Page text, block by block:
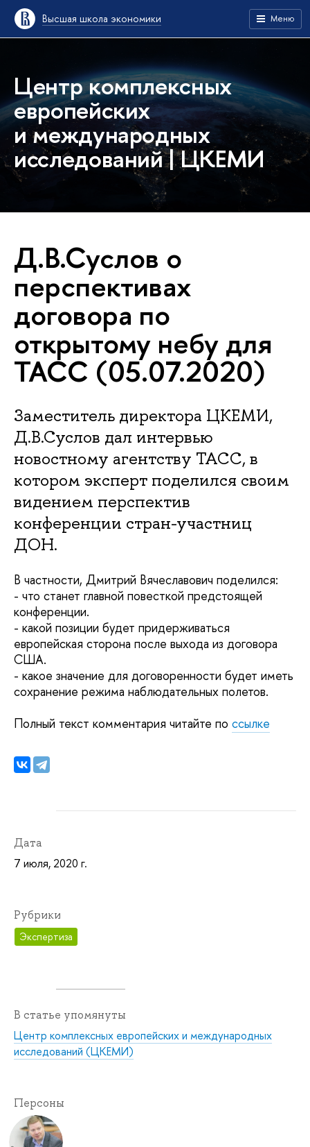
Высшая школа экономики Меню
Центр комплексных
европейских
и международных
исследований | ЦКЕМИ
Д.В.Суслов о
перспективах
договора по
открытому небу для
ТАСС (05.07.2020)
Заместитель директора ЦКЕМИ,
Д.В.Суслов дал интервью
новостному агентству ТАСС, в
котором эксперт поделился своим
видением перспектив
конференции стран-участниц
ДОН.
В частности, Дмитрий Вячеславович поделился:
- что станет главной повесткой предстоящей
конференции.
- какой позиции будет придерживаться
европейская сторона после выхода из договора
США.
- какое значение для договоренности будет иметь
сохранение режима наблюдательных полетов.
Полный текст комментария читайте по ссылке
Дата
7 июля, 2020 г.
Рубрики
Экспертиза
В статье упомянуты
Центр комплексных европейских и международных
исследований (ЦКЕМИ)
Персоны